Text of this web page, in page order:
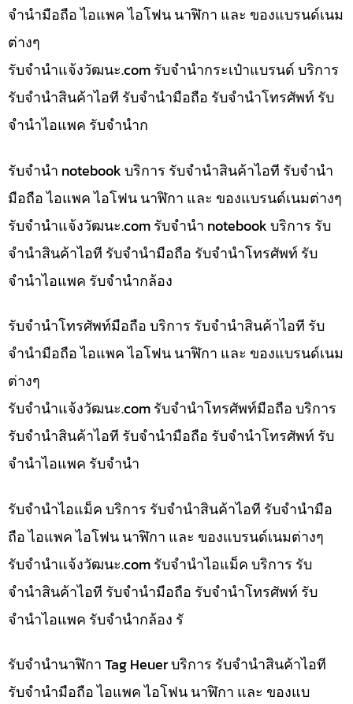
จำนำมือถือ ไอแพค ไอโฟน นาฬิกา และ ของแบรนด์เนม
ต่างๆ
รับจํานําแจ้งวัฒนะ.com รับจำนำกระเป๋าแบรนด์ บริการ
รับจำนำสินค้าไอที รับจำนำมือถือ รับจำนำโทรศัพท์ รับ
จำนำไอแพค รับจำนำก
รับจำนำ notebook บริการ รับจำนำสินค้าไอที รับจำนำ
มือถือ ไอแพค ไอโฟน นาฬิกา และ ของแบรนด์เนมต่างๆ
รับจํานําแจ้งวัฒนะ.com รับจำนำ notebook บริการ รับ
จำนำสินค้าไอที รับจำนำมือถือ รับจำนำโทรศัพท์ รับ
จำนำไอแพค รับจำนำกล้อง
รับจำนำโทรศัพท์มือถือ บริการ รับจำนำสินค้าไอที รับ
จำนำมือถือ ไอแพค ไอโฟน นาฬิกา และ ของแบรนด์เนม
ต่างๆ
รับจํานําแจ้งวัฒนะ.com รับจำนำโทรศัพท์มือถือ บริการ
รับจำนำสินค้าไอที รับจำนำมือถือ รับจำนำโทรศัพท์ รับ
จำนำไอแพค รับจำนำ
รับจำนำไอแม็ค บริการ รับจำนำสินค้าไอที รับจำนำมือ
ถือ ไอแพค ไอโฟน นาฬิกา และ ของแบรนด์เนมต่างๆ
รับจํานําแจ้งวัฒนะ.com รับจำนำไอแม็ค บริการ รับ
จำนำสินค้าไอที รับจำนำมือถือ รับจำนำโทรศัพท์ รับ
จำนำไอแพค รับจำนำกล้อง รั
รับจำนำนาฬิกา Tag Heuer บริการ รับจำนำสินค้าไอที
รับจำนำมือถือ ไอแพค ไอโฟน นาฬิกา และ ของแบ